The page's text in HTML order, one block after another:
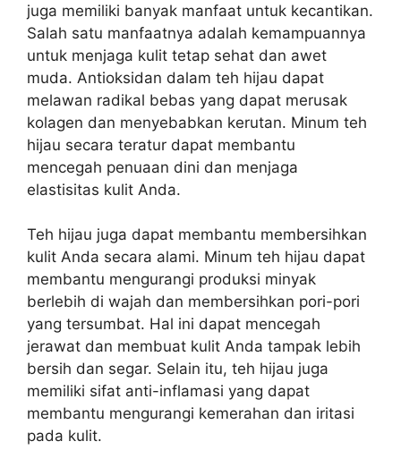
juga memiliki banyak manfaat untuk kecantikan.
Salah satu manfaatnya adalah kemampuannya
untuk menjaga kulit tetap sehat dan awet
muda. Antioksidan dalam teh hijau dapat
melawan radikal bebas yang dapat merusak
kolagen dan menyebabkan kerutan. Minum teh
hijau secara teratur dapat membantu
mencegah penuaan dini dan menjaga
elastisitas kulit Anda.
Teh hijau juga dapat membantu membersihkan
kulit Anda secara alami. Minum teh hijau dapat
membantu mengurangi produksi minyak
berlebih di wajah dan membersihkan pori-pori
yang tersumbat. Hal ini dapat mencegah
jerawat dan membuat kulit Anda tampak lebih
bersih dan segar. Selain itu, teh hijau juga
memiliki sifat anti-inflamasi yang dapat
membantu mengurangi kemerahan dan iritasi
pada kulit.